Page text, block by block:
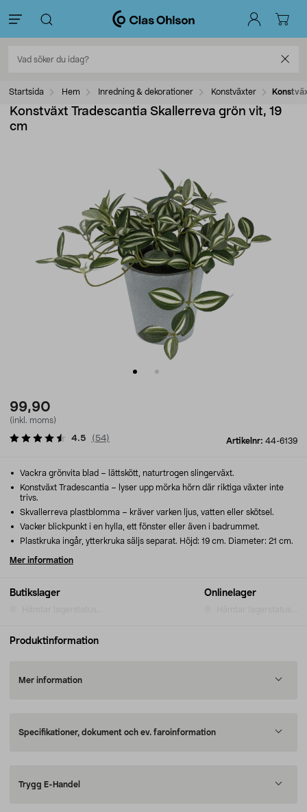
Startsida Hem Inredning & dekorationer Konstväxter
Konstväxt Tradescantia Skallerreva grön vit, 19
cm
99,90
(inkl. moms)
Artikelnr: 44-6139
4.5 ( 54)
Butikslager Onlinelager
Vackra grönvita blad – lättskött, naturtrogen slingerväxt.
Konstväxt Tradescantia – lyser upp mörka hörn där riktiga växter inte
trivs.
Skvallerreva plastblomma – kräver varken ljus, vatten eller skötsel.
Vacker blickpunkt i en hylla, ett fönster eller även i badrummet.
Plastkruka ingår, ytterkruka säljs separat. Höjd: 19 cm. Diameter: 21 cm.
Mer information
Produktinformation
Mer information
Specifikationer, dokument och ev. faroinformation
Trygg E-Handel